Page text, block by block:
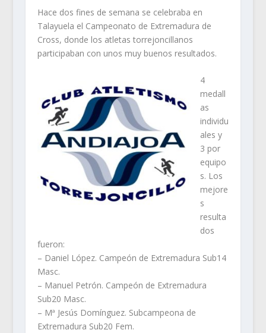
Hace dos fines de semana se celebraba en
Talayuela el Campeonato de Extremadura de
Cross, donde los atletas torrejoncillanos
participaban con unos muy buenos resultados.
4
medall
as
individu
ales y
3 por
equipo
s. Los
mejore
s
resulta
dos
fueron:
– Daniel López. Campeón de Extremadura Sub14
Masc.
– Manuel Petrón. Campeón de Extremadura
Sub20 Masc.
– Mª Jesús Domínguez. Subcampeona de
Extremadura Sub20 Fem.